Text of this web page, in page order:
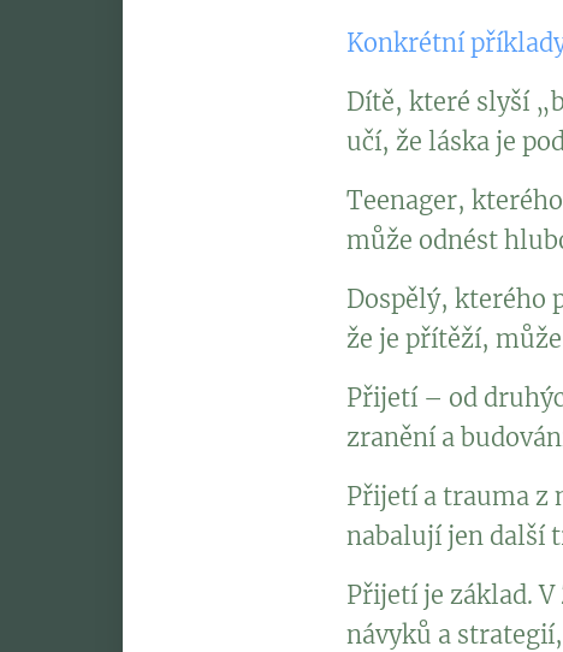
Konkrétní
Dítě, které slyší
učí, že láska je
Teenager,
může odnést
Dospělý, kterého
že je přítěží,
Přijetí – od
zranění a
Přijetí a trauma z
nabalují jen další
Přijetí je základ.
návyků a